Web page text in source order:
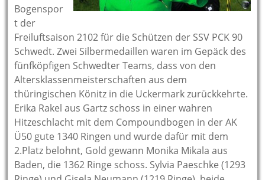
Bogenspor
t der
Freiluftsaison 2102 für die Schützen der SSV PCK 90
Schwedt. Zwei Silbermedaillen waren im Gepäck des
fünfköpfigen Schwedter Teams, dass von den
Altersklassenmeisterschaften aus dem
thüringischen Könitz in die Uckermark zurückkehrte.
Erika Rakel aus Gartz schoss in einer wahren
Hitzeschlacht mit dem Compoundbogen in der AK
Ü50 gute 1340 Ringen und wurde dafür mit dem
2.Platz belohnt, Gold gewann Monika Mikala aus
Baden, die 1362 Ringe schoss. Sylvia Paeschke (1293